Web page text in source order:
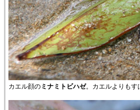
カエル顔の ミナミトビハゼ。カエルよりもす